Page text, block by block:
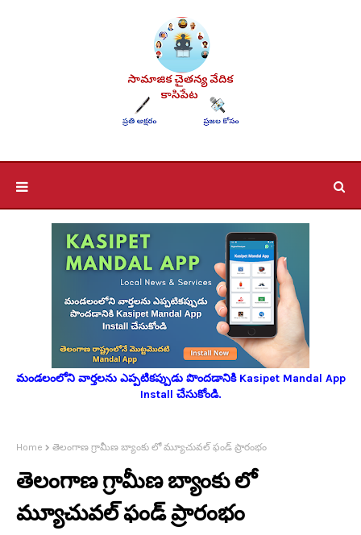
మండలంలోని వార్తలను ఎప్పటికప్పుడు పొందడానికి Kasipet Mandal App
Install చేసుకోండి.
Home తెలంగాణ గ్రామీణ బ్యాంకు లో మ్యూచువల్ ఫండ్ ప్రారంభం
తెలంగాణ గ్రామీణ బ్యాంకు లో
మ్యూచువల్ ఫండ్ ప్రారంభం